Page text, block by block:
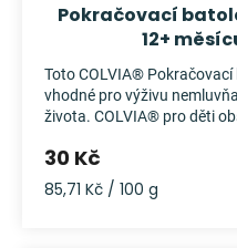
Pokračovací
12+
Toto COLVIA®
vhodné pro výživu
života. COLVIA® pro děti
30 Kč
Měrná
85,71 Kč / 100 g